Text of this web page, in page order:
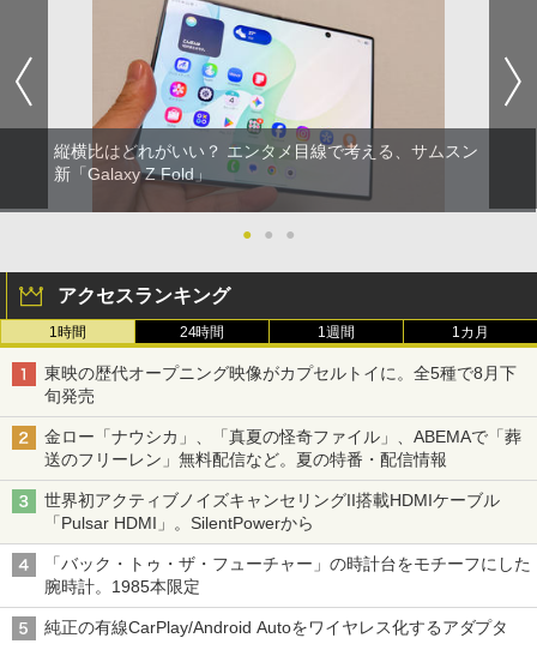
縦横比はどれがいい？ エンタメ目線で考える、サムスン
新「Galaxy Z Fold」
● ● ●
アクセスランキング
1時間 24時間 1週間 1カ月
東映の歴代オープニング映像がカプセルトイに。全5種で8月下
旬発売
金ロー「ナウシカ」、「真夏の怪奇ファイル」、ABEMAで「葬
送のフリーレン」無料配信など。夏の特番・配信情報
世界初アクティブノイズキャンセリングII搭載HDMIケーブル
「Pulsar HDMI」。SilentPowerから
「バック・トゥ・ザ・フューチャー」の時計台をモチーフにした
腕時計。1985本限定
純正の有線CarPlay/Android Autoをワイヤレス化するアダプタ